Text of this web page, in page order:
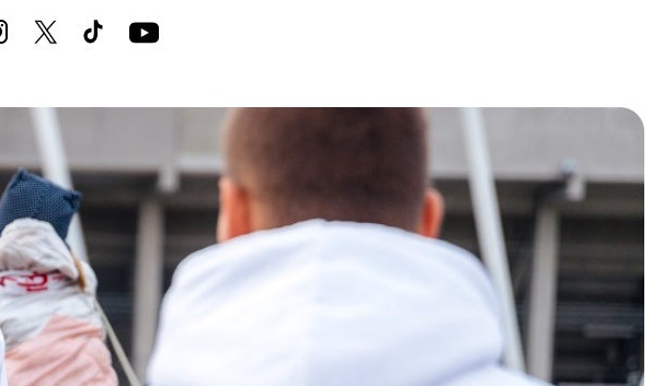
Ełkaesiacki Klub
Wolontariat
Kolorowanki